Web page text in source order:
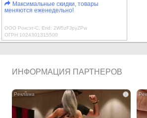
Максимальные скидки, товары
меняются еженедельно!
ООО Роксэт-С, Erid: 2W5zFJpyZPw
ОГРН 1024301315500
ИНФОРМАЦИЯ ПАРТНЕРОВ
i